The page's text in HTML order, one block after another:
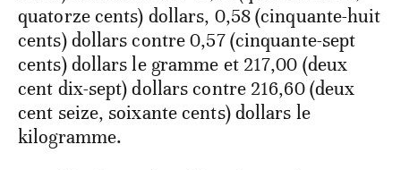
quatorze cents) dollars, 0,58 (cinquante-huit
cents) dollars contre 0,57 (cinquante-sept
cents) dollars le gramme et 217,00 (deux
cent dix-sept) dollars contre 216,60 (deux
cent seize, soixante cents) dollars le
kilogramme.